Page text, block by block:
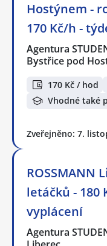
Hostýnem -
170 Kč/h -
Agentura
Bystřice pod
170 Kč / hod
Vhodné také
Zveřejněno: 7.
ROSSMANN
letáčků - 180
vyplácení
Agentura